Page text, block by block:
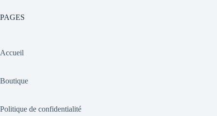
PAGES
Accueil
Boutique
Politique de confidentialité